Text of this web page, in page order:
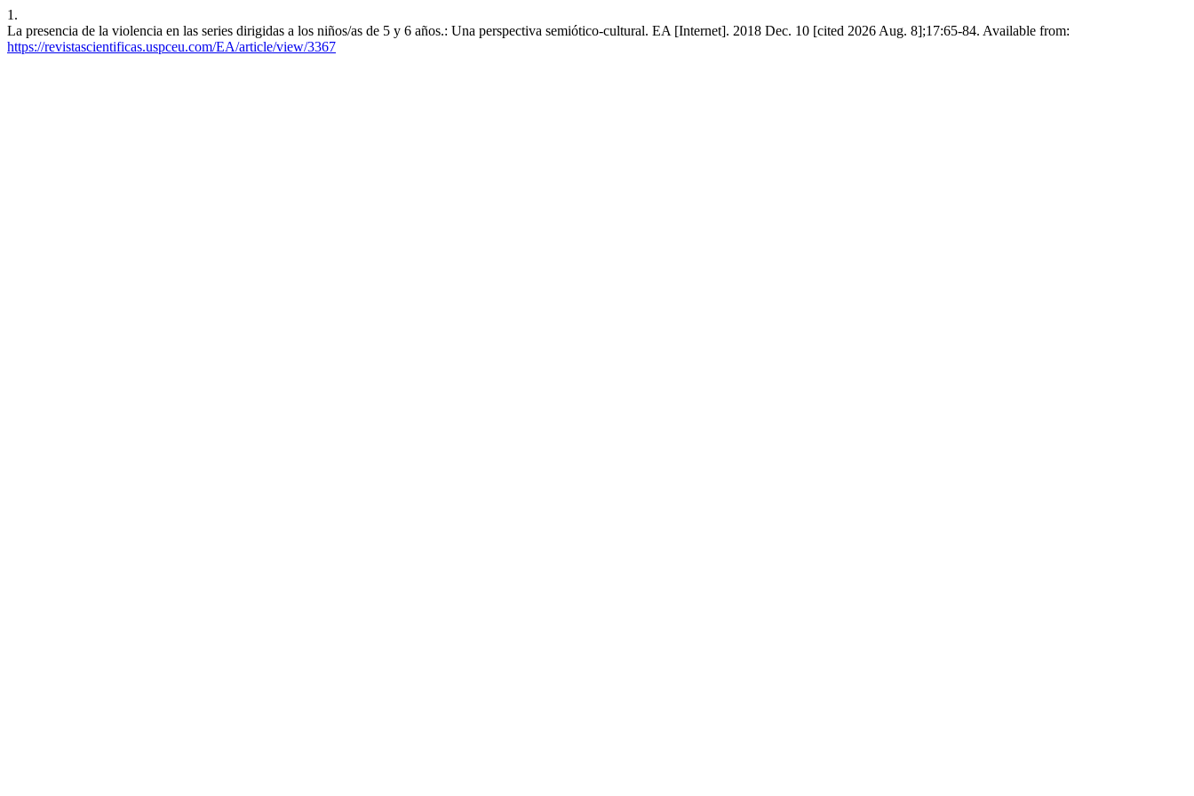
1.
La presencia de la violencia en las series dirigidas a los niños/as de 5 y 6 años.: Una perspectiva semiótico-cultural. EA [Internet]. 2018 Dec. 10 [cited 2026 Aug. 8];17:65-84. Available from:
https://revistascientificas.uspceu.com/EA/article/view/3367